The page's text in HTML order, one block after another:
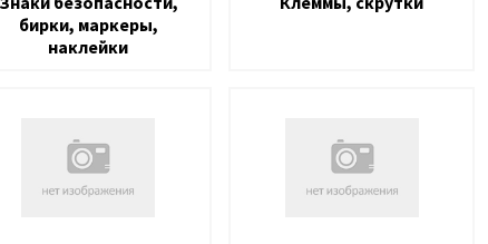
бирки, маркеры,
наклейки